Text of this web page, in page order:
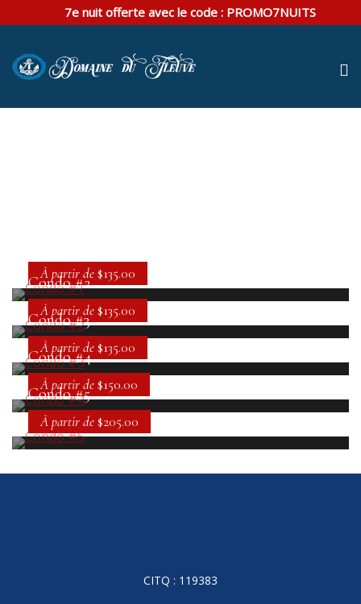
7e nuit offerte avec le code : PROMO7NUITS
À partir de$135.00
Condo #2
À partir de$135.00
Condo #3
À partir de$135.00
Condo #4
À partir de$150.00
Condo #5
À partir de$205.00
CITQ : 119383